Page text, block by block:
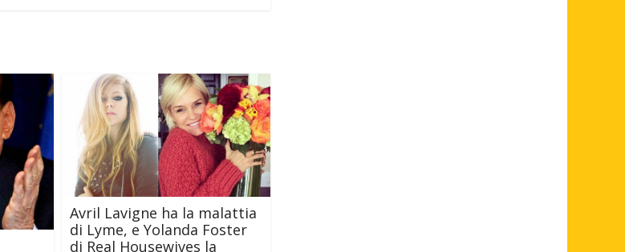
Avril Lavigne ha la malattia
di Lyme, e Yolanda Foster
di Real Housewives la